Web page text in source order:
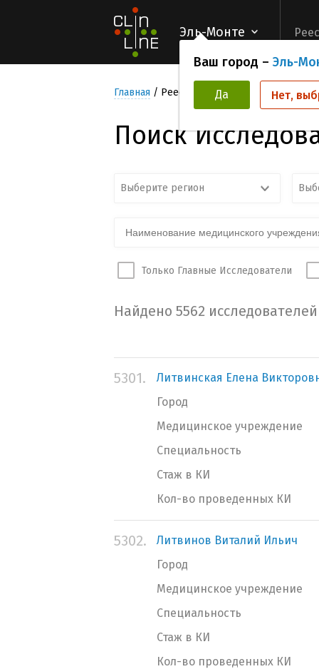
Эль-Монте
Ваш город – Эль-
Да Нет,
Главная Реестр Исследователей
Поиск
Выберите регион
Только Главные Исследователи
Найдено 5562 исследователей
5301.
Литвинская Елена
Город
Медицинское учреждение
Специальность
Стаж в КИ
Кол-во проведенных КИ
5302.
Литвинов Виталий Ильич
Город
Медицинское учреждение
Специальность
Стаж в КИ
Кол-во проведенных КИ